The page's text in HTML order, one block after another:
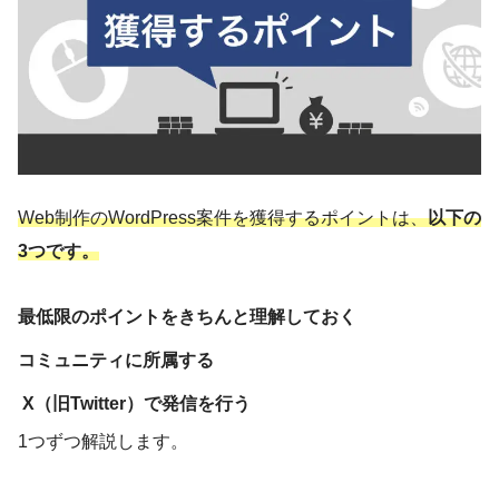
Web制作のWordPress案件を獲得するポイントは、以下の
3つです。
最低限のポイントをきちんと理解しておく
コミュニティに所属する
X（旧Twitter）で発信を行う
1つずつ解説します。